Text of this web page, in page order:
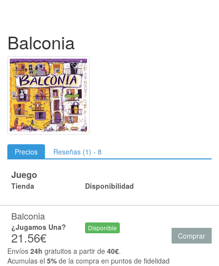
Balconia
Precios Reseñas (1) - 8
Juego
Tienda Disponibilidad
Balconia
¿Jugamos Una?
21.56€
Disponible
Comprar
Envíos 24h gratuitos a partir de 40€.
Acumulas el 5% de la compra en puntos de fidelidad